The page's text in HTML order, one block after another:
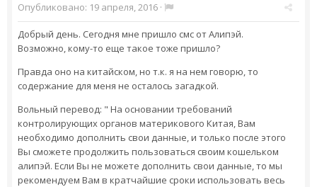
Опубликовано: 19 апреля, 2016 ·
Добрый день. Сегодня мне пришло смс от Алипэй.
Возможно, кому-то еще такое тоже пришло?
Правда оно на китайском, но т.к. я на нем говорю, то
содержание для меня не осталось загадкой.
Вольный перевод: " На основании требований
контролирующих органов материкового Китая, Вам
необходимо дополнить свои данные, и только после этого
Вы сможете продолжить пользоваться своим кошельком
алипэй. Если Вы не можете дополнить свои данные, то мы
рекомендуем Вам в кратчайшие сроки использовать весь